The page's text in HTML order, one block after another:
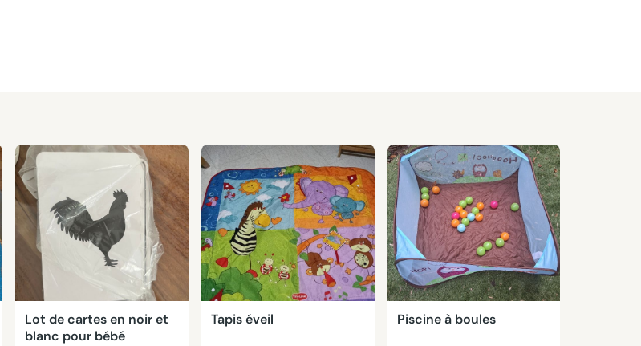
Lot de cartes en noir et
blanc pour bébé
Tapis éveil Piscine à boules